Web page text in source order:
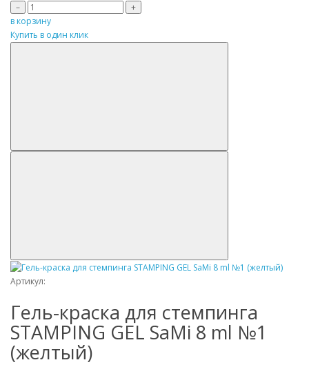
–
+
в корзину
Купить в один клик
Артикул:
Гель-краска для стемпинга
STAMPING GEL SaMi 8 ml №1
(желтый)